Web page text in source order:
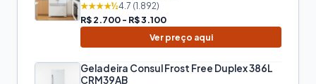
★★★★½4.7 (1.892)
R$ 2.700 - R$ 3.100
Ver preço aqui
Geladeira Consul Frost Free Duplex 386L
CRM39AB